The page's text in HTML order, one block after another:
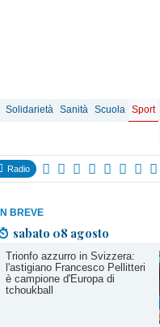
Solidarietà Sanità Scuola Sport
Radio
IN BREVE
sabato 08 agosto
Trionfo azzurro in Svizzera:
l'astigiano Francesco Pellitteri
è campione d'Europa di
tchoukball